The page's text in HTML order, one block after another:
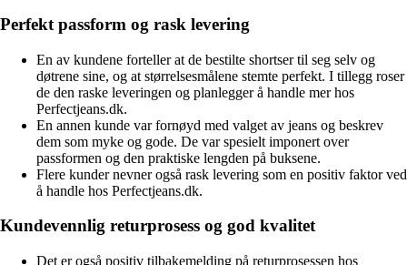
Perfekt passform og rask levering
En av kundene forteller at de bestilte shortser til seg selv og
døtrene sine, og at størrelsesmålene stemte perfekt. I tillegg roser
de den raske leveringen og planlegger å handle mer hos
Perfectjeans.dk.
En annen kunde var fornøyd med valget av jeans og beskrev
dem som myke og gode. De var spesielt imponert over
passformen og den praktiske lengden på buksene.
Flere kunder nevner også rask levering som en positiv faktor ved
å handle hos Perfectjeans.dk.
Kundevennlig returprosess og god kvalitet
Det er også positiv tilbakemelding på returprosessen hos